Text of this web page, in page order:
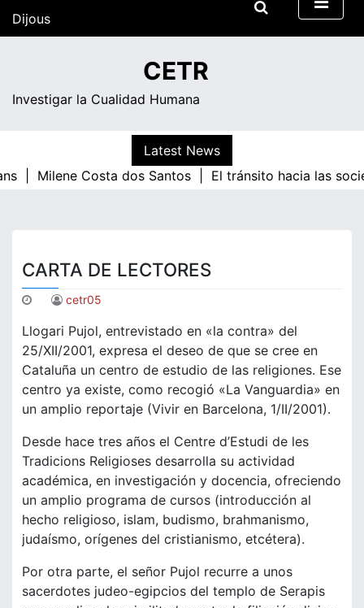
Dijous
CETR
Investigar la Cualidad Humana
Latest News
|
Milene Costa dos Santos | El tránsito hacia las
CARTA DE LECTORES
cetr05
Llogari Pujol, entrevistado en «la contra» del
25/XII/2001, expresa el deseo de que se cree en
Cataluña un centro de estudio de las religiones. Ese
centro ya existe, como recogió «La Vanguardia» en
un amplio reportaje (Vivir en Barcelona, 1/II/2001).
Desde hace tres años el Centre d’Estudi de les
Tradicions Religioses desarrolla su actividad
académica, en investigación y docencia, ofreciendo
un amplio programa de cursos (introducción al
hecho religioso, islam, budismo, brahmanismo,
judaísmo, orígenes del cristianismo, etcétera).
Por otra parte, el señor Pujol recurre a unos
sacerdotes judeo-egipcios del templo de Serapis